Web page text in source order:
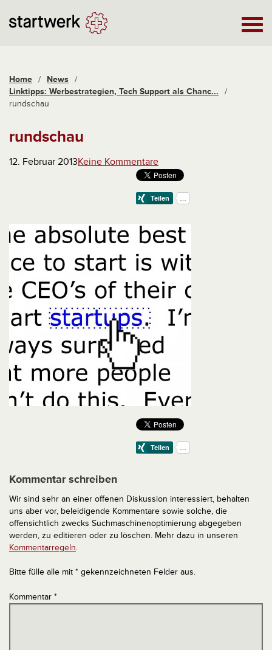
Home / News /
Linktipps: Werbestrategien, Tech Support als Chanc...
/
rundschau
rundschau
12. Februar 2013Keine Kommentare
Kommentar schreiben
Wir sind sehr an einer offenen Diskussion interessiert, behalten
uns aber vor, beleidigende Kommentare sowie solche, die
offensichtlich zwecks Suchmaschinenoptimierung abgegeben
werden, zu editieren oder zu löschen. Mehr dazu in unseren
Kommentarregeln.
Bitte fülle alle mit * gekennzeichneten Felder aus.
Kommentar *